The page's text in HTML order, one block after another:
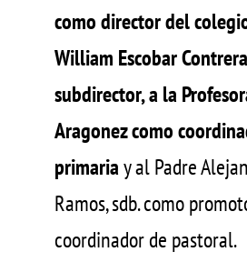
como director del
William Escobar
subdirector, a la
Aragonez como
primariay al Padre
Ramos, sdb. como
coordinador de pastoral.